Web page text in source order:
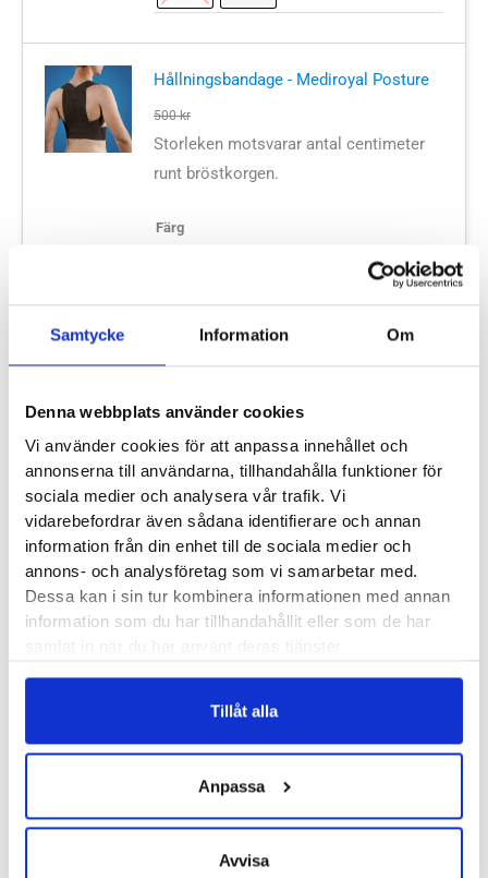
Samtycke Information Om
Denna webbplats använder cookies
Vi använder cookies för att anpassa innehållet och
annonserna till användarna, tillhandahålla funktioner för
sociala medier och analysera vår trafik. Vi
vidarebefordrar även sådana identifierare och annan
information från din enhet till de sociala medier och
annons- och analysföretag som vi samarbetar med.
Dessa kan i sin tur kombinera informationen med annan
information som du har tillhandahållit eller som de har
Tillåt alla
Anpassa
Avvisa
Hållningsbandage - Mediroyal Posture
500kr
Storleken motsvarar antal centimeter
runt bröstkorgen.
Färg
XL XXL
Refit Pro Exertube
200kr
Motstånd
Medium Hard
Axel/Bröstrygg
Fria byten